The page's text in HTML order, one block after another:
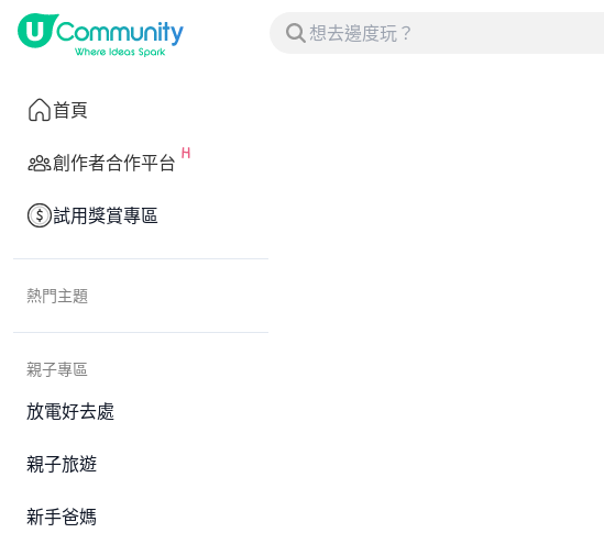
首頁
創作者合作平台
試用獎賞專區
熱門主題
親子專區
放電好去處
親子旅遊
新手爸媽